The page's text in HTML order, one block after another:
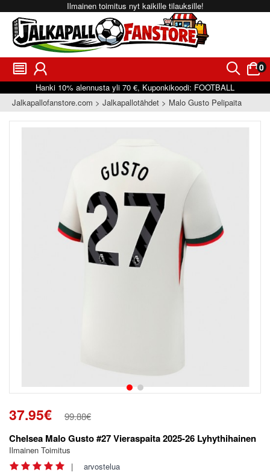
Ilmainen toimitus nyt kaikille tilauksille!
󰂩 󰃳 󰂨 0
󰃠
Hanki 10% alennusta yli 70 €, Kuponkikoodi: FOOTBALL
Jalkapallofanstore.com
Jalkapallotähdet Malo Gusto Pelipaita
37.95€ 99.88€
Chelsea Malo Gusto #27 Vieraspaita 2025-26 Lyhythihainen
Ilmainen Toimitus
|
arvostelua